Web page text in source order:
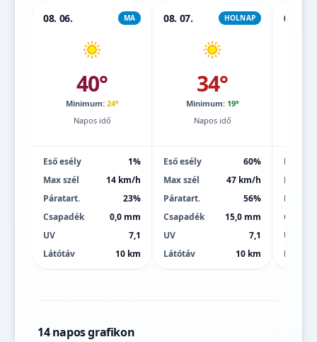
08. 06. MA
40°
Minimum: 24°
Napos idő
Eső esély
1%
Max szél
14 km/h
Páratart.
23%
Csapadék
0,0 mm
UV
7,1
Látótáv
10 km
08. 07. HOLNAP
34°
Minimum: 19°
Napos idő
Eső esély
60%
Max szél
47 km/h
Páratart.
56%
Csapadék
15,0 mm
UV
7,1
Látótáv
10 km
08. 08.
Eső
Max
UV
Látótáv
14 napos grafikon